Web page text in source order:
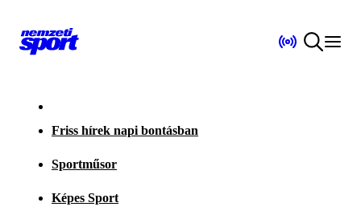
Friss hírek napi bontásban
Sportműsor
Képes Sport